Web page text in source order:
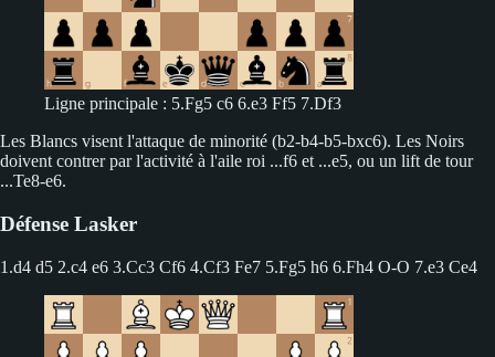
Ligne principale : 5.Fg5 c6 6.e3 Ff5 7.Df3
Les Blancs visent l'attaque de minorité (b2-b4-b5-bxc6). Les Noirs
doivent contrer par l'activité à l'aile roi ...f6 et ...e5, ou un lift de tour
...Te8-e6.
Défense Lasker
1.d4 d5 2.c4 e6 3.Cc3 Cf6 4.Cf3 Fe7 5.Fg5 h6 6.Fh4 O-O 7.e3 Ce4